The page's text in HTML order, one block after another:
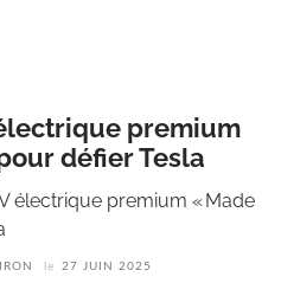
premium
défier Tesla
électrique premium « Made
le
27 JUIN 2025